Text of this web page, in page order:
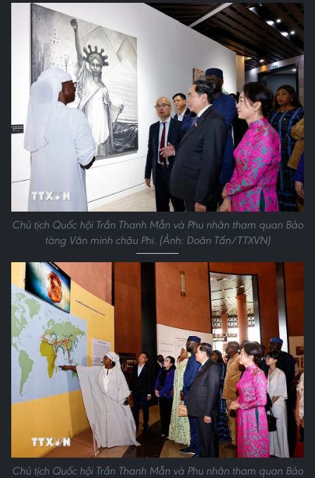
Chủ tịch Quốc hội Trần Thanh Mẫn và Phu nhân tham quan Bảo
tàng Văn minh châu Phi. (Ảnh: Doãn Tấn/TTXVN)
Chủ tịch Quốc hội Trần Thanh Mẫn và Phu nhân tham quan Bảo